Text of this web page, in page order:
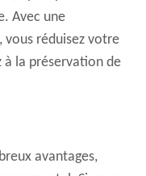
Avec une
vous réduisez votre
la préservation de
avantages,